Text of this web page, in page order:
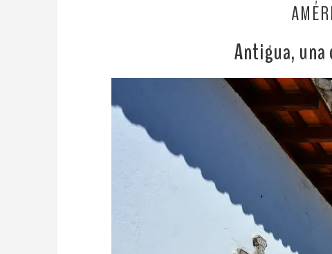
Antigua, una